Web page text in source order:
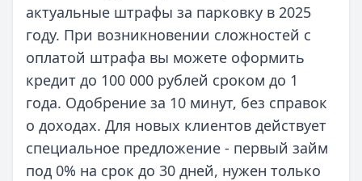
актуальные штрафы за парковку в 2025
году. При возникновении сложностей с
оплатой штрафа вы можете оформить
кредит до 100 000 рублей сроком до 1
года. Одобрение за 10 минут, без справок
о доходах. Для новых клиентов действует
специальное предложение - первый займ
под 0% на срок до 30 дней, нужен только